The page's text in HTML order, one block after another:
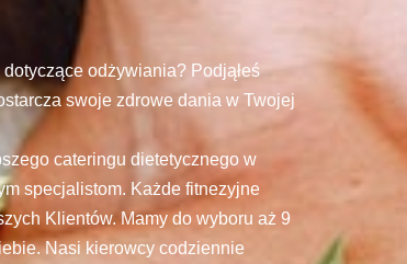
odżywiania? Podjąłeś
swoje zdrowe dania w Twojej
cateringu dietetycznego w
specjalistom. Każde fitnezyjne
Klientów. Mamy do wyboru aż 9
Nasi kierowcy codziennie